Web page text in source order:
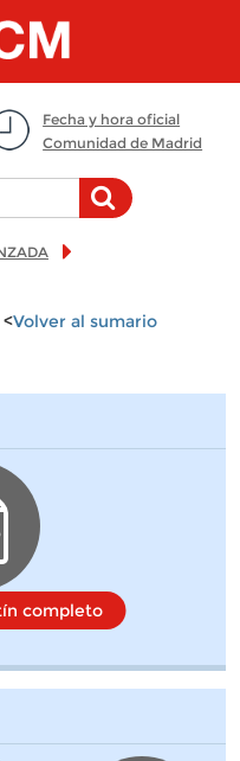
Fecha y hora oficial
Comunidad de Madrid
<Volver al sumario
completo